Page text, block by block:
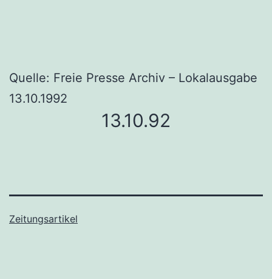
Quelle: Freie Presse Archiv – Lokalausgabe
13.10.1992
13.10.92
Zeitungsartikel